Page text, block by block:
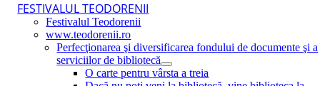
FESTIVALUL TEODORENII
Festivalul Teodorenii
www.teodorenii.ro
Perfecţionarea şi diversificarea fondului de documente şi a
serviciilor de bibliotecă
O carte pentru vârsta a treia